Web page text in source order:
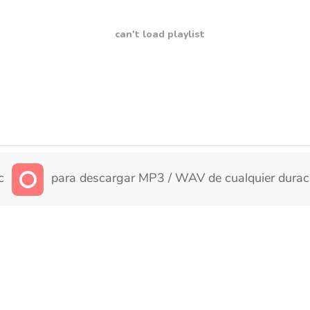
can't load playlist
para descargar MP3 / WAV de cualquier